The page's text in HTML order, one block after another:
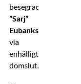
besegrade
”Sarj”
Eubanks
via
enhälligt
domslut.